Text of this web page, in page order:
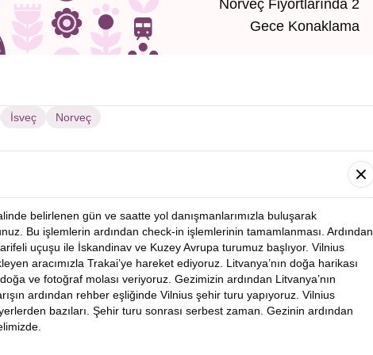
Norveç Fiyortlarında 2
Gece Konaklama
İsveç Norveç
belirlenen gün ve saatte yol danışmanlarımızla buluşarak
Bu işlemlerin ardından check-in işlemlerinin tamamlanması. Ardından
uçuşu ile İskandinav ve Kuzey Avrupa turumuz başlıyor. Vilnius
aracımızla Trakai’ye hareket ediyoruz. Litvanya’nın doğa harikası
ve fotoğraf molası veriyoruz. Gezimizin ardından Litvanya’nın
ardından rehber eşliğinde Vilnius şehir turu yapıyoruz. Vilnius
bazıları. Şehir turu sonrası serbest zaman. Gezinin ardından